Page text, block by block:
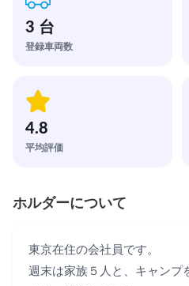
3 台
登録車両数
4.8
平均評価
ホルダーについて
東京在住の会社員です。
週末は家族５人と、キャンプ